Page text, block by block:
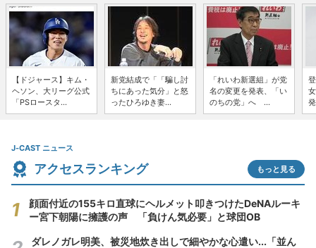
【ドジャース】キム・
ヘソン、大リーグ公式
「PSロースタ...
新党結成で「「騙し討
ちにあった気分」と怒
ったひろゆき妻...
「れいわ新選組」が党
名の変更を発表、「い
のちの党」へ ...
J-CAST ニュース
アクセスランキング もっと見る
顔面付近の155キロ直球にヘルメット叩きつけたDeNAルーキ
ー宮下朝陽に擁護の声 「負けん気必要」と球団OB
ダレノガレ明美、被災地炊き出しで細やかな心遣い...「並ん